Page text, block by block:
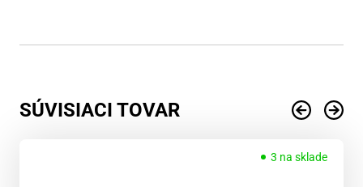
SÚVISIACI TOVAR
3 na sklade